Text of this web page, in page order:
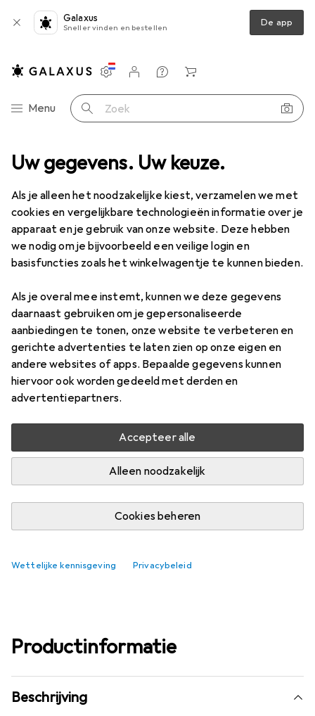
Uw gegevens. Uw keuze.
Als je alleen het noodzakelijke kiest, verzamelen we met
cookies en vergelijkbare technologieën informatie over je
apparaat en je gebruik van onze website. Deze hebben
we nodig om je bijvoorbeeld een veilige login en
basisfuncties zoals het winkelwagentje te kunnen bieden.
Als je overal mee instemt, kunnen we deze gegevens
daarnaast gebruiken om je gepersonaliseerde
aanbiedingen te tonen, onze website te verbeteren en
gerichte advertenties te laten zien op onze eigen en
andere websites of apps. Bepaalde gegevens kunnen
hiervoor ook worden gedeeld met derden en
advertentiepartners.
Accepteer alle
Alleen noodzakelijk
Cookies beheren
Wettelijke kennisgeving Privacybeleid
Galaxus
Sneller vinden en bestellen De app
Categorie navigatie
Menu Zoek op
Instellingen
Klantenaccount
Produktvergelijking
Verlanglijstje
Winkelmandje
Accessoires voor keukengerei Xavax Microgolfoven Basic
1 Afbeelding
−30% 2 / 2
2 / 2 te koop zijn
slechts 2van 2 die nog te koop zijn
XavaxMicrogolfoven Basic
Prijs in EUR inclusief BTW
95
Slechts 2 stuk op voorraad
Vergelijk In verlanglijstje
Gratis verzending vanaf 30,– i
Productinformatie
Beschrijving